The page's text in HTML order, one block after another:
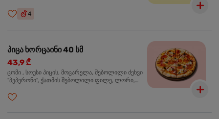
4
პიცა ხორცაინი 40 სმ
43,9 ₾
ცომი , სოუსი პიცის, მოცარელა, შებოლილი ძეხვი
"პეპერონი", ქათმის შებოლილი ფილე, ლორი,